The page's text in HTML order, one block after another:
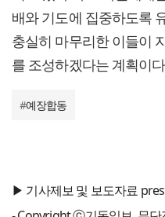
배와 기도에 집중하도록
충실히 마무리한 이들이
를 조성하겠다는 계획이
#예장합동
▶ 기사제보 및 보도자료